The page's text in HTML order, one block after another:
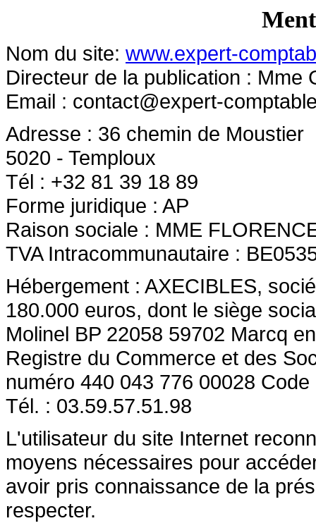
Nom du site: www.expert-
Directeur de la publication : Mme
Email : contact@expert-
Adresse : 36 chemin de Moustier
5020 - Temploux
Tél : +32 81 39 18 89
Forme juridique : AP
Raison sociale : MME
TVA Intracommunautaire :
Hébergement : AXECIBLES,
180.000 euros, dont le siège
Molinel BP 22058 59702 Marcq
Registre du Commerce et des
numéro 440 043 776 00028
Tél. : 03.59.57.51.98
L'utilisateur du site Internet
moyens nécessaires pour
avoir pris connaissance de la
respecter.